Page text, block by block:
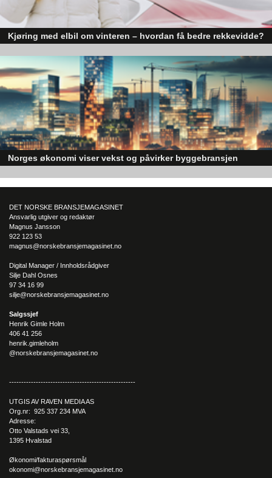
Kjøring med elbil om vinteren – hvordan få bedre rekkevidde?
utfordrende vinterforhold kan være en utfordring.
Norges økonomi viser vekst og påvirker byggebransjen
DET NORSKE BRANSJEMAGASINET
Ansvarlig utgiver og redaktør
Magnus Jansson
922 123 53
magnus@norskebransjemagasinet.no
Digital Manager / Innholdsrådgiver
Silje Dahl Osnes
97 34 16 99
silje@norskebransjemagasinet.no
Salgssjef
Henrik Gimle Holm
406 41 256
henrik.gimleholm
@norskebransjemagasinet.no
----------------------------------------------------
UTGIS AV RAVEN MEDIA AS
Org.nr: 925 337 234 MVA
Adresse:
Otto Valstads vei 33,
1395 Hvalstad
Økonomi/fakturaspørsmål
okonomi@norskebransjemagasinet.no